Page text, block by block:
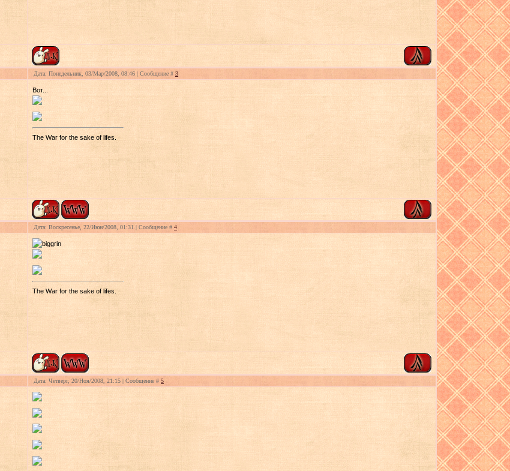
Дата: Понедельник, 03/Мар/2008, 08:46 | Сообщение # 3
Вот...
The War for the sake of lifes.
Дата: Воскресенье, 22/Июн/2008, 01:31 | Сообщение # 4
The War for the sake of lifes.
Дата: Четверг, 20/Ноя/2008, 21:15 | Сообщение # 5